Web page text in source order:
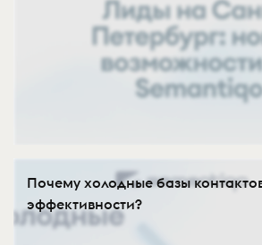
Почему холодные базы
эффективности?